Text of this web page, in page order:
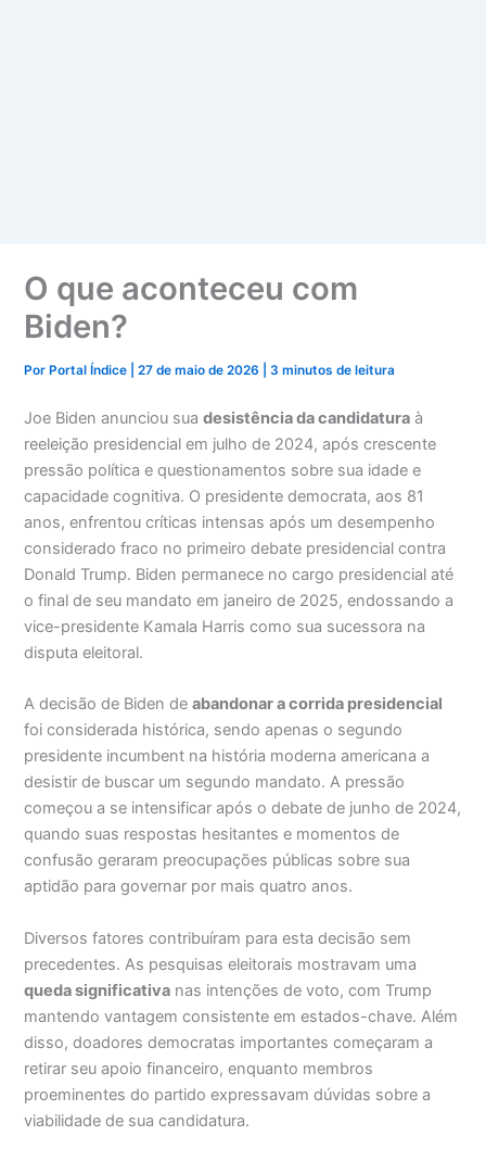
O que aconteceu com
Biden?
PorPortal Índice |27 de maio de 2026 |3 minutos de leitura
Joe Biden anunciou suadesistência da candidatura à
reeleição presidencial em julho de 2024, após crescente
pressão política e questionamentos sobre sua idade e
capacidade cognitiva. O presidente democrata, aos 81
anos, enfrentou críticas intensas após um desempenho
considerado fraco no primeiro debate presidencial contra
Donald Trump. Biden permanece no cargo presidencial até
o final de seu mandato em janeiro de 2025, endossando a
vice-presidente Kamala Harris como sua sucessora na
disputa eleitoral.
A decisão de Biden deabandonar a corrida presidencial
foi considerada histórica, sendo apenas o segundo
presidente incumbent na história moderna americana a
desistir de buscar um segundo mandato. A pressão
começou a se intensificar após o debate de junho de 2024,
quando suas respostas hesitantes e momentos de
confusão geraram preocupações públicas sobre sua
aptidão para governar por mais quatro anos.
Diversos fatores contribuíram para esta decisão sem
precedentes. As pesquisas eleitorais mostravam uma
queda significativa nas intenções de voto, com Trump
mantendo vantagem consistente em estados-chave. Além
disso, doadores democratas importantes começaram a
retirar seu apoio financeiro, enquanto membros
proeminentes do partido expressavam dúvidas sobre a
viabilidade de sua candidatura.